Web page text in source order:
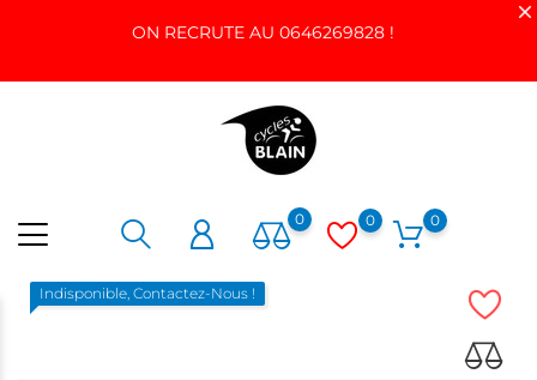
ON RECRUTE AU 0646269828 !
0 0 0
Indisponible, Contactez-Nous !